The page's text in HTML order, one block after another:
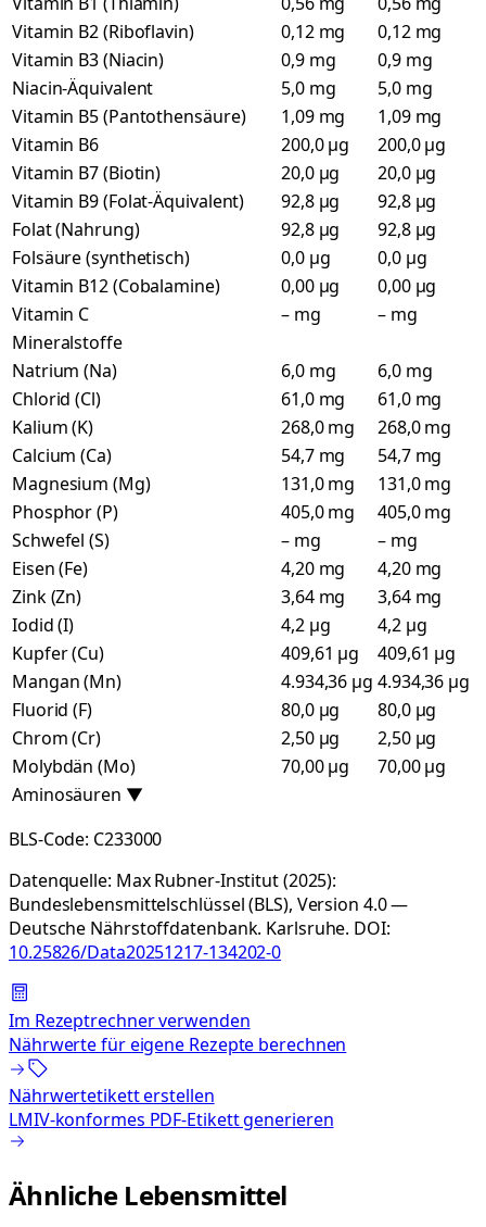
Vitamin B2 (Riboflavin)
0,12 mg
0,12 mg
Vitamin B3 (Niacin)
0,9 mg
0,9 mg
Niacin-Äquivalent
5,0 mg
5,0 mg
Vitamin B5 (Pantothensäure)
1,09 mg
1,09 mg
Vitamin B6
200,0 µg
200,0 µg
Vitamin B7 (Biotin)
20,0 µg
20,0 µg
Vitamin B9 (Folat-Äquivalent)
92,8 µg
92,8 µg
Folat (Nahrung)
92,8 µg
92,8 µg
Folsäure (synthetisch)
0,0 µg
0,0 µg
Vitamin B12 (Cobalamine)
0,00 µg
0,00 µg
Vitamin C
– mg
– mg
Mineralstoffe
Natrium (Na)
6,0 mg
6,0 mg
Chlorid (Cl)
61,0 mg
61,0 mg
Kalium (K)
268,0 mg
268,0 mg
Calcium (Ca)
54,7 mg
54,7 mg
Magnesium (Mg)
131,0 mg
131,0 mg
Phosphor (P)
405,0 mg
405,0 mg
Schwefel (S)
– mg
– mg
Eisen (Fe)
4,20 mg
4,20 mg
Zink (Zn)
3,64 mg
3,64 mg
Iodid (I)
4,2 µg
4,2 µg
Kupfer (Cu)
409,61 µg
409,61 µg
Mangan (Mn)
4.934,36 µg 4.934,36 µg
Fluorid (F)
80,0 µg
80,0 µg
Chrom (Cr)
2,50 µg
2,50 µg
Molybdän (Mo)
70,00 µg
70,00 µg
Aminosäuren ▼
BLS-Code: C233000
Datenquelle: Max Rubner-Institut (2025):
Bundeslebensmittelschlüssel (BLS), Version 4.0 —
Deutsche Nährstoffdatenbank. Karlsruhe. DOI:
10.25826/Data20251217-134202-0
Im Rezeptrechner verwenden
Nährwerte für eigene Rezepte berechnen
Nährwertetikett erstellen
LMIV-konformes PDF-Etikett generieren
Ähnliche Lebensmittel